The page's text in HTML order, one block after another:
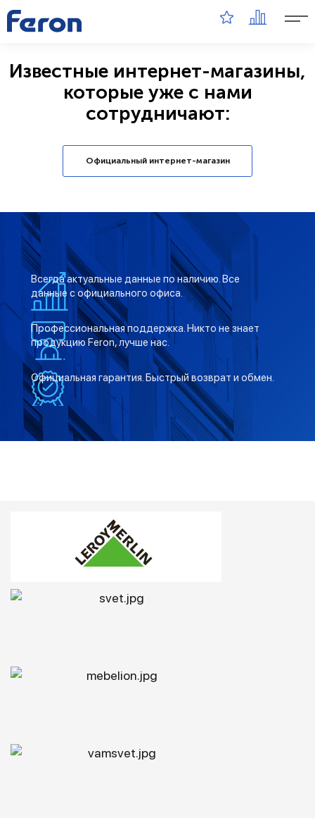
Известные интернет-магазины,
которые уже с нами
сотрудничают:
Официальный интернет-магазин
Всегда актуальные данные по наличию. Все
данные с официального офиса.
Профессиональная поддержка. Никто не знает
продукцию Feron, лучше нас.
Официальная гарантия. Быстрый возврат и обмен.